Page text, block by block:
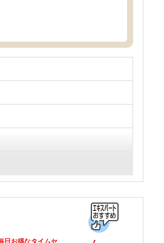
日お得なタイムセ